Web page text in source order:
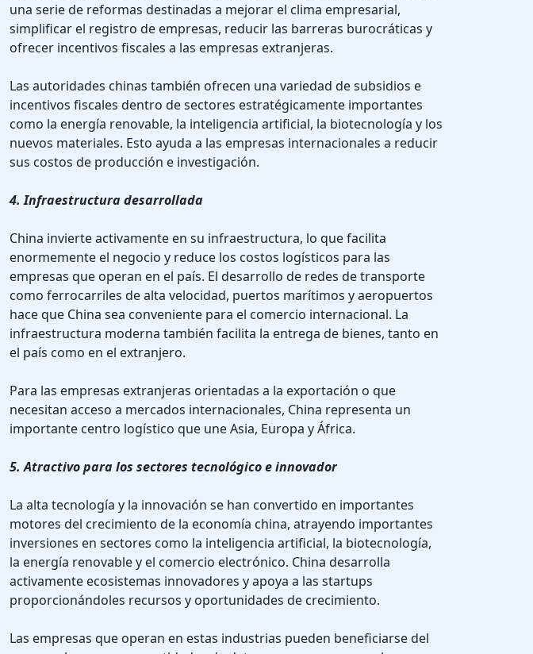
una serie de reformas destinadas a mejorar el clima empresarial,
simplificar el registro de empresas, reducir las barreras burocráticas y
ofrecer incentivos fiscales a las empresas extranjeras.
Las autoridades chinas también ofrecen una variedad de subsidios e
incentivos fiscales dentro de sectores estratégicamente importantes
como la energía renovable, la inteligencia artificial, la biotecnología y los
nuevos materiales. Esto ayuda a las empresas internacionales a reducir
sus costos de producción e investigación.
4. Infraestructura desarrollada
China invierte activamente en su infraestructura, lo que facilita
enormemente el negocio y reduce los costos logísticos para las
empresas que operan en el país. El desarrollo de redes de transporte
como ferrocarriles de alta velocidad, puertos marítimos y aeropuertos
hace que China sea conveniente para el comercio internacional. La
infraestructura moderna también facilita la entrega de bienes, tanto en
el país como en el extranjero.
Para las empresas extranjeras orientadas a la exportación o que
necesitan acceso a mercados internacionales, China representa un
importante centro logístico que une Asia, Europa y África.
5. Atractivo para los sectores tecnológico e innovador
La alta tecnología y la innovación se han convertido en importantes
motores del crecimiento de la economía china, atrayendo importantes
inversiones en sectores como la inteligencia artificial, la biotecnología,
la energía renovable y el comercio electrónico. China desarrolla
activamente ecosistemas innovadores y apoya a las startups
proporcionándoles recursos y oportunidades de crecimiento.
Las empresas que operan en estas industrias pueden beneficiarse del